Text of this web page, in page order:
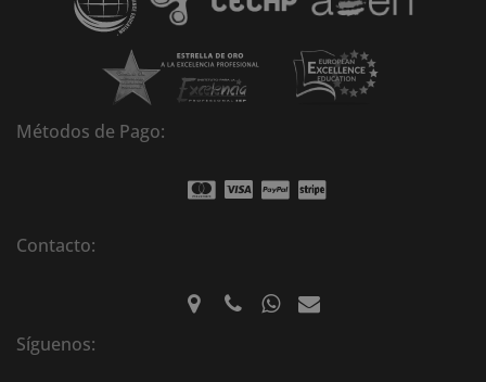
Métodos de Pago:
Contacto:
Síguenos: